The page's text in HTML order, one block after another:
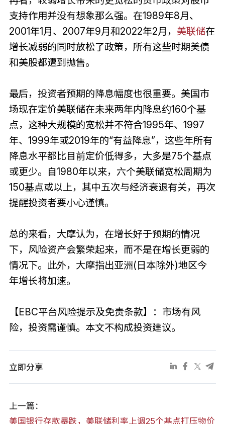
支持作用并没有想象那么强。在1989年8月、
2001年1月、2007年9月和2022年2月， 美联储在
增长减弱的同时放松了政策，所有这些时期美债
和美股都遭到抛售。
最后，投资者预期的降息幅度也很重要。美国市
场现在定价美联储在未来两年内降息约160个基
点，这种大规模的宽松并不符合1995年、1997
年、1999年或2019年的“有益降息”，这些年所有
降息水平都比目前定价低得多，大多是75个基点
或更少。自1980年以来，六个美联储宽松周期为
150基点或以上，其中五次与经济衰退有关，再次
提醒投资者要小心谨慎。
总的来看，大摩认为，在增长好于预期的情况
下，风险资产会繁荣起来，而不是在增长更弱的
情况下。此外，大摩指出亚洲(日本除外)地区今
年增长将加速。
【EBC平台风险提示及免责条款】：市场有风
险，投资需谨慎。本文不构成投资建议。
立即分享
上一篇：
美国银行存款暴跌，美联储利率上调25个基点打压物价